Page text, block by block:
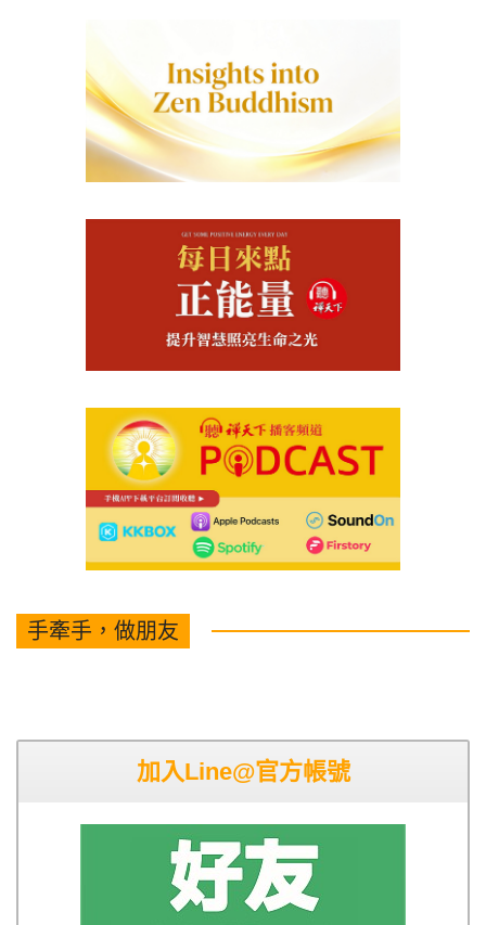
手牽手，做朋友
加入Line@官方帳號